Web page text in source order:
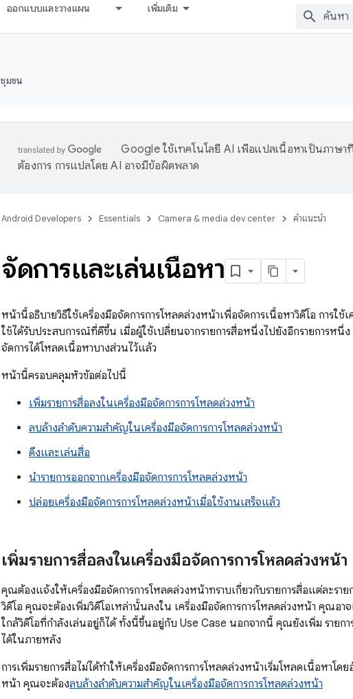
ออกแบบและวางแผน เพิ่มเติม
ชุมชน
Google ใช้เทคโนโลยี AI เพื่อแปลเนื้อหาเป็นภาษ
ต้องการ การแปลโดย AI อาจมีข้อผิดพลาด
Android Developers Essentials Camera & media dev center คำแนะนำ
จัดการและเล่นเนื้อหา
หน้านี้อธิบายวิธีใช้เครื่องมือจัดการการโหลดล่วงหน้าเพื่อจัดการเนื้อหาวิดีโอ การใช้
ใช้ได้รับประสบการณ์ที่ดีขึ้น เมื่อผู้ใช้เปลี่ยนจากรายการสื่อหนึ่งไปยังอีกรายการหนึ่ง
จัดการได้โหลดเนื้อหาบางส่วนไว้แล้ว
หน้านี้ครอบคลุมหัวข้อต่อไปนี้
เพิ่มรายการสื่อลงในเครื่องมือจัดการการโหลดล่วงหน้า
ลบล้างลำดับความสำคัญในเครื่องมือจัดการการโหลดล่วงหน้า
ดึงและเล่นสื่อ
นำรายการออกจากเครื่องมือจัดการการโหลดล่วงหน้า
ปล่อยเครื่องมือจัดการการโหลดล่วงหน้าเมื่อใช้งานเสร็จแล้ว
เพิ่มรายการสื่อลงในเครื่องมือจัดการการโหลดล่วงหน้า
คุณต้องแจ้งให้เครื่องมือจัดการการโหลดล่วงหน้าทราบเกี่ยวกับรายการสื่อแต่ละรา
วิดีโอ คุณจะต้องเพิ่มวิดีโอเหล่านั้นลงใน เครื่องมือจัดการการโหลดล่วงหน้า คุณอา
ใกล้วิดีโอที่กำลังเล่นอยู่ก็ได้ ทั้งนี้ขึ้นอยู่กับ Use Case นอกจากนี้ คุณยังเพิ่ม รายกา
ได้ในภายหลัง
การเพิ่มรายการสื่อไม่ได้ทำให้เครื่องมือจัดการการโหลดล่วงหน้าเริ่มโหลดเนื้อหาโด
หน้า คุณจะต้องลบล้างลำดับความสำคัญในเครื่องมือจัดการการโหลดล่วงหน้า